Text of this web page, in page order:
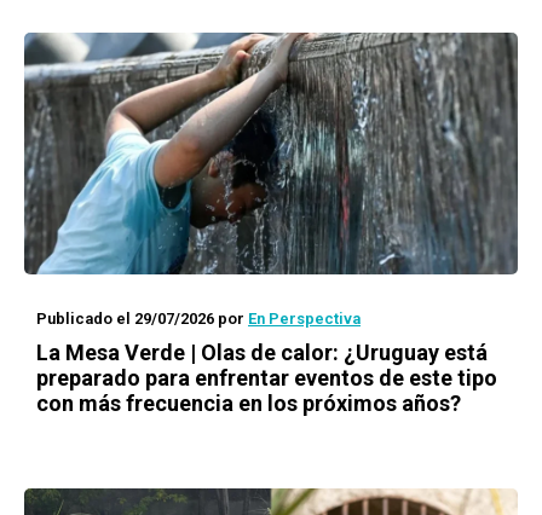
Publicado el 29/07/2026 por En Perspectiva
La Mesa Verde | Olas de calor: ¿Uruguay está
preparado para enfrentar eventos de este tipo
con más frecuencia en los próximos años?